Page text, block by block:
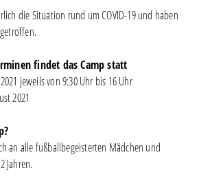
die Situation rund um COVID-19 und haben
findet das Camp statt
jeweils von 9:30 Uhr bis 16 Uhr
2021
an alle fußballbegeisterten Mädchen und
Jahren.